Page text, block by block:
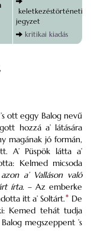
keletkezéstörténeti
jegyzet
kritikai kiadás
ott eggy Balog nevű
hozzá a’ látására
magának jó formán,
A’ Püspök látta a’
Kelmed micsoda
azon a’ Valláson való
írta. – Az emberke
itt a’ Soltárt.* De
Kemed tehát tudja
megszeppent ’s